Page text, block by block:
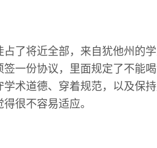
了将近全部，来自犹他州的
一份协议，里面规定了不能
术道德、穿着规范，以及保
很不容易适应。